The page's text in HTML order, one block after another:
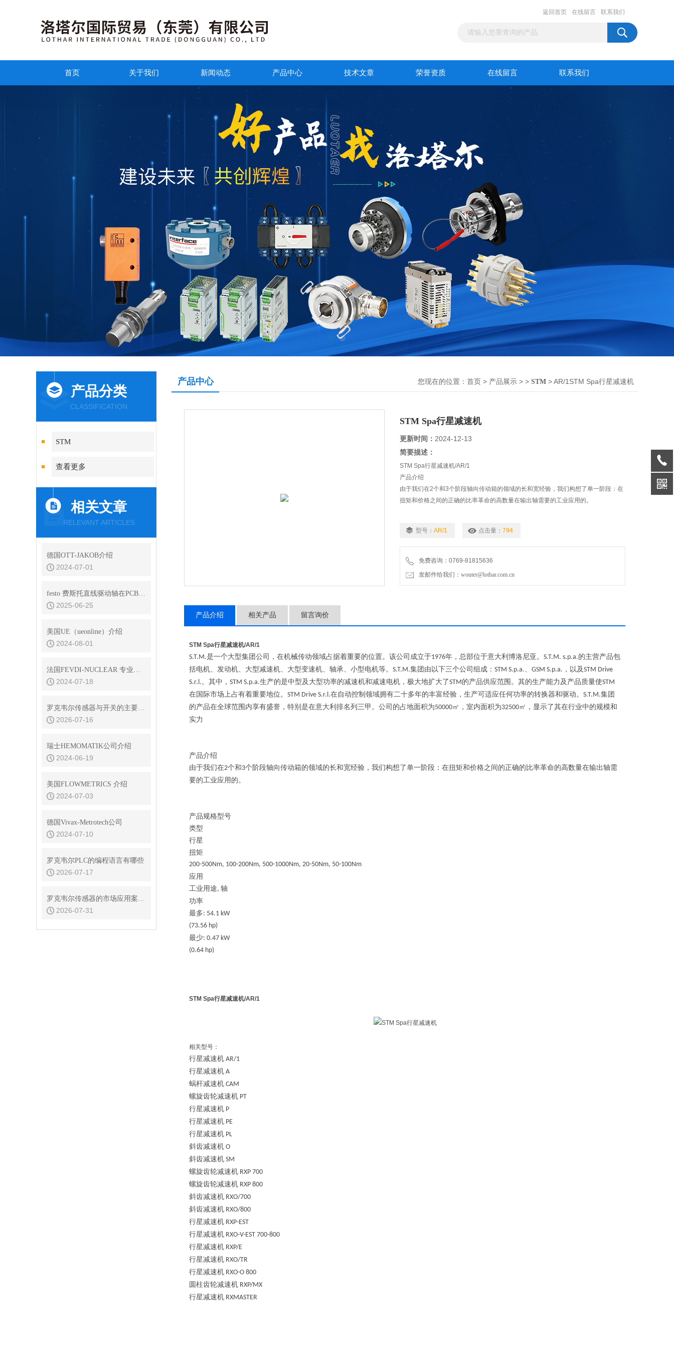
返回首页 在线留言 联系我们
首页 关于我们 新闻动态 产品中心 技术文章 荣誉资质 在线留言 联系我们
产品分类
CLASSIFICATION
STM
查看更多
相关文章
RELEVANT ARTICLES
德国OTT-JAKOB介绍
2024-07-01
festo 费斯托直线驱动轴在PCB组装中的发挥重要作用
2025-06-25
美国UE（ueonline）介绍
2024-08-01
法国FEVDI-NUCLEAR 专业核去污
2024-07-18
罗克韦尔传感器与开关的主要型号有哪些
2026-07-16
瑞士HEMOMATIK公司介绍
2024-06-19
美国FLOWMETRICS 介绍
2024-07-03
德国Vivax-Metrotech公司
2024-07-10
罗克韦尔PLC的编程语言有哪些
2026-07-17
罗克韦尔传感器的市场应用案例有哪些
2026-07-31
产品中心 您现在的位置： 首页 > 产品展示 > > STM > AR/1STM Spa行星减速机
STM Spa行星减速机
更新时间： 2024-12-13
简要描述：
STM Spa行星减速机/AR/1
产品介绍
由于我们在2个和3个阶段轴向传动箱的领域的长和宽经验，我们构想了单一阶段：在
扭矩和价格之间的正确的比率革命的高数量在输出轴需要的工业应用的。‌
型号： AR/1 点击量： 794
免费咨询：0769-81815636
发邮件给我们：wouter@lothar.com.cn
产品介绍 相关产品 留言询价
STM Spa行星减速机/AR/1
‌S.T.M.‌是一个大型集团公司，在机械传动领域占据着重要的位置。该公司成立于1976年，总部位于意大利博洛尼亚。 S.T.M. s.p.a.的主营产品包
括电机、发动机、大型减速机、大型变速机、轴承、小型电机等。 S.T.M.集团由以下三个公司组成： STM S.p.a.、 GSM S.p.a. ，以及STM Drive
S.r.l.。其中， STM S.p.a.生产的是中型及大型功率的减速机和减速电机，极大地扩大了STM的产品供应范围。其的生产能力及产品质量使STM
在国际市场上占有着重要地位。 STM Drive S.r.l.在自动控制领域拥有二十多年的丰富经验，生产可适应任何功率的转换器和驱动。 S.T.M.集团
的产品在全球范围内享有盛誉，特别是在意大利排名列三甲。公司的占地面积为50000㎡，室内面积为32500㎡，显示了其在行业中的规模和
实力
产品介绍
由于我们在2个和 3个阶段轴向传动箱的领域的长和宽经验，我们构想了单一阶段：在扭矩和价格之间的正确的比率革命的高数量在输出轴需
要的工业应用的。
产品规格型号
类型
行星
扭矩
200-500Nm, 100-200Nm, 500-1000Nm, 20-50Nm, 50-100Nm
应用
工业用途, 轴
功率
最多: 54.1 kW
(73.56 hp)
最少: 0.47 kW
(0.64 hp)
STM Spa行星减速机/AR/1
相关型号：
行星减速机 AR/1
行星减速机 A
蜗杆减速机 CAM
螺旋齿轮减速机 PT
行星减速机 P
行星减速机 PE
行星减速机 PL
斜齿减速机 O
斜齿减速机 SM
螺旋齿轮减速机 RXP 700
螺旋齿轮减速机 RXP 800
斜齿减速机 RXO/700
斜齿减速机 RXO/800
行星减速机 RXP-EST
行星减速机 RXO-V-EST 700-800
行星减速机 RXP/E
行星减速机 RXO/TR
行星减速机 RXO-O 800
圆柱齿轮减速机 RXP/MX
行星减速机 RXMASTER